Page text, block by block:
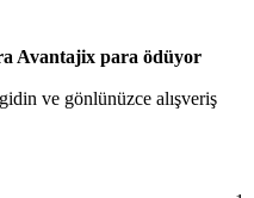
Avantajix para ödüyor
ve gönlünüzce alışveriş